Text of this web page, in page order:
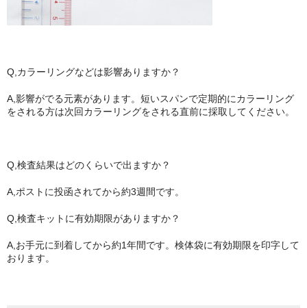
Q,カラーリングなどは影響ありますか？
A,影響がでる元素があります。短いスパンで定期的にカラーリング
をされる方は次回カラーリングをされる直前に採取してください。
Q,検査結果はどのくらいで出ますか？
A,ポストに投函されてから約3週間です。
Q,検査キットに有効期限がありますか？
A,お手元に到着してから約1年間です。検体袋に有効期限を印字して
おります。